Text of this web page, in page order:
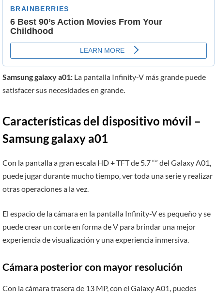
Samsung galaxy a01: La pantalla Infinity-V más grande puede
satisfacer sus necesidades en grande.
Características del dispositivo móvil –
Samsung galaxy a01
Con la pantalla a gran escala HD + TFT de 5.7 “” del Galaxy A01,
puede jugar durante mucho tiempo, ver toda una serie y realizar
otras operaciones a la vez.
El espacio de la cámara en la pantalla Infinity-V es pequeño y se
puede crear un corte en forma de V para brindar una mejor
experiencia de visualización y una experiencia inmersiva.
Cámara posterior con mayor resolución
Con la cámara trasera de 13 MP, con el Galaxy A01, puedes